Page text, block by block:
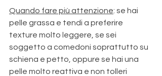
Quando fare più attenzione: se hai
pelle grassa e tendi a preferire
texture molto leggere, se sei
soggetto a comedoni soprattutto su
schiena e petto, oppure se hai una
pelle molto reattiva e non tolleri